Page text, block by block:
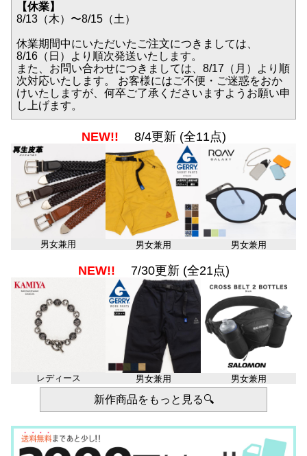
【休業】
8/13（木）〜8/15（土）
休業期間中にいただいたご注文につきましては、
8/16（日）より順次発送いたします。
また、お問い合わせにつきましては、8/17（月）より順
次対応いたします。 お客様にはご不便・ご迷惑をおか
けいたしますが、何卒ご了承くださいますようお願い申
し上げます。
NEW!! 8/4更新 (全11点)
男女兼用 男女兼用 男女兼用
NEW!! 7/30更新 (全21点)
レディース 男女兼用 男女兼用
新作商品をもっと見る🔍